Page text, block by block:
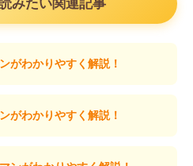
みたい関連記事
がわかりやすく解説！
がわかりやすく解説！